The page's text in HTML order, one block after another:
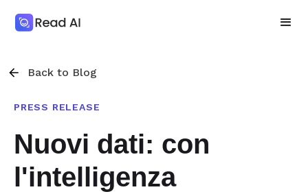
Back to Blog
PRESS RELEASE
Nuovi dati: con
l'intelligenza